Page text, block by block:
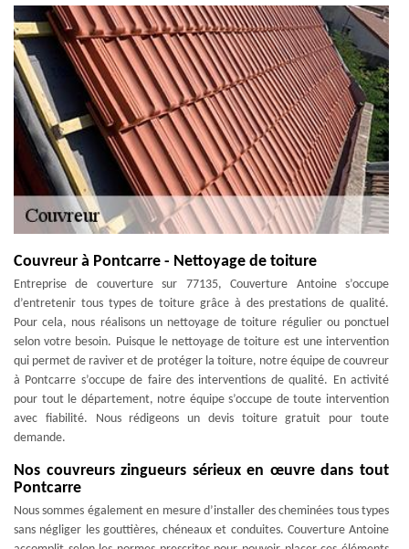
Couvreur à Pontcarre - Nettoyage de toiture
Entreprise de couverture sur 77135, Couverture Antoine s’occupe
d’entretenir tous types de toiture grâce à des prestations de qualité.
Pour cela, nous réalisons un nettoyage de toiture régulier ou ponctuel
selon votre besoin. Puisque le nettoyage de toiture est une intervention
qui permet de raviver et de protéger la toiture, notre équipe de couvreur
à Pontcarre s’occupe de faire des interventions de qualité. En activité
pour tout le département, notre équipe s’occupe de toute intervention
avec fiabilité. Nous rédigeons un devis toiture gratuit pour toute
demande.
Nos couvreurs zingueurs sérieux en œuvre dans tout
Pontcarre
Nous sommes également en mesure d’installer des cheminées tous types
sans négliger les gouttières, chéneaux et conduites. Couverture Antoine